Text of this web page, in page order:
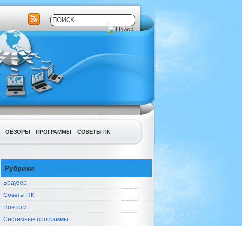
ОБЗОРЫ ПРОГРАММЫ СОВЕТЫ ПК
Рубрики
Браузер
Советы ПК
Новости
Системные программы